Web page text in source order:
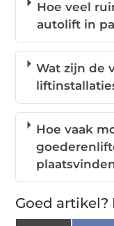
Hoe veel
autolift in
Wat zijn de
Hoe vaak
Goed